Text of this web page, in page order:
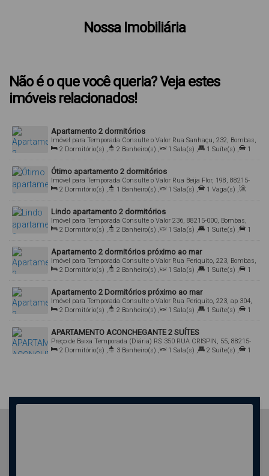
Nossa Imobiliária
Não é o que você queria? Veja estes
imóveis relacionados!
Apartamento 2 dormitórios
Consulte o Valor
Imóvel para Temporada
Rua Sanhaçu, 232, Bombas,
Bombinhas, Santa Catarina, Brasil
2 Dormitório(s) , 2 Banheiro(s) , 1 Sala(s) , 1 Suíte(s) ,
1
Ótimo apartamento 2 dormitórios
Consulte o Valor
Imóvel para Temporada
Rua Beija Flor, 198, 88215-
000, Bombas, Bombinhas, Santa Catarina, Brasil
2 Dormitório(s) , 1 Banheiro(s) , 1 Sala(s) , 1 Vaga(s) ,
Lindo apartamento 2 dormitórios
Consulte o Valor
Imóvel para Temporada
236, 88215-000, Bombas,
Bombinhas, Santa Catarina, Brasil
2 Dormitório(s) , 2 Banheiro(s) , 1 Sala(s) , 1 Suíte(s) ,
1
Apartamento 2 dormitórios próximo ao mar
Consulte o Valor
Imóvel para Temporada
Rua Periquito, 223, Bombas,
Bombinhas, Santa Catarina, Brasil
2 Dormitório(s) , 2 Banheiro(s) , 1 Sala(s) , 1 Suíte(s) ,
1
Apartamento 2 Dormitórios próximo ao mar
Consulte o Valor
Imóvel para Temporada
Rua Periquito, 223, ap 304,
88215-000, Bombas, Bombinhas, Santa Catarina, Brasil
2 Dormitório(s) , 2 Banheiro(s) , 1 Sala(s) , 1 Suíte(s) ,
1
APARTAMENTO ACONCHEGANTE 2 SUÍTES
R$ 350
Preço de Baixa Temporada (Diária)
RUA CRISPIN, 55, 88215-
000, Bombas, Bombinhas, Santa Catarina, Brasil
2 Dormitório(s) , 3 Banheiro(s) , 1 Sala(s) , 2 Suíte(s) ,
1